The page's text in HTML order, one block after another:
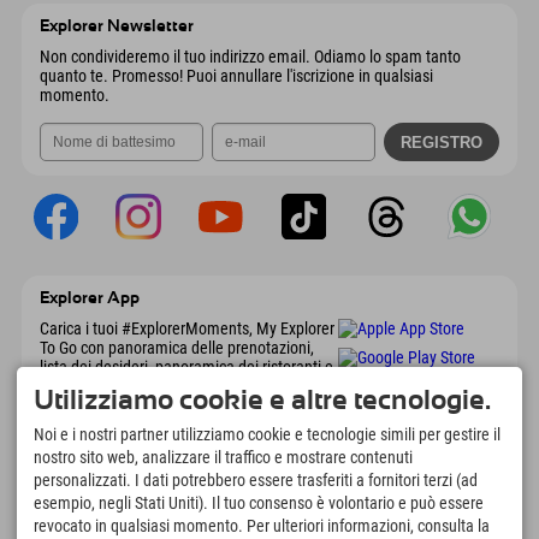
Explorer Newsletter
Non condivideremo il tuo indirizzo email. Odiamo lo spam tanto
quanto te. Promesso! Puoi annullare l'iscrizione in qualsiasi
momento.
Explorer App
Carica i tuoi #ExplorerMoments, My Explorer
To Go con panoramica delle prenotazioni,
lista dei desideri, panoramica dei ristoranti e
molto altro. Scaricalo subito!
È tempo di momenti da esploratore
166
Laghi di montagna e piscine
avventura
4.634km
Piste per lo sci e lo
snowboard
Utilizziamo cookie e altre tecnologie.
Noi e i nostri partner utilizziamo cookie e tecnologie simili per gestire il
nostro sito web, analizzare il traffico e mostrare contenuti
personalizzati. I dati potrebbero essere trasferiti a fornitori terzi (ad
esempio, negli Stati Uniti). Il tuo consenso è volontario e può essere
revocato in qualsiasi momento. Per ulteriori informazioni, consulta la